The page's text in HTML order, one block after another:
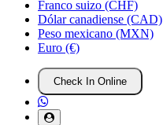
Franco suizo (CHF)
Dólar canadiense (CAD)
Peso mexicano (MXN)
Euro (€)
Check In Online